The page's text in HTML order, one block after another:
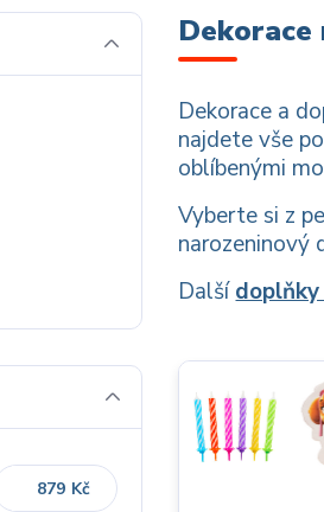
Dekorace a
najdete vše
oblíbenými
Vyberte si z
narozeninový
Další
Kč